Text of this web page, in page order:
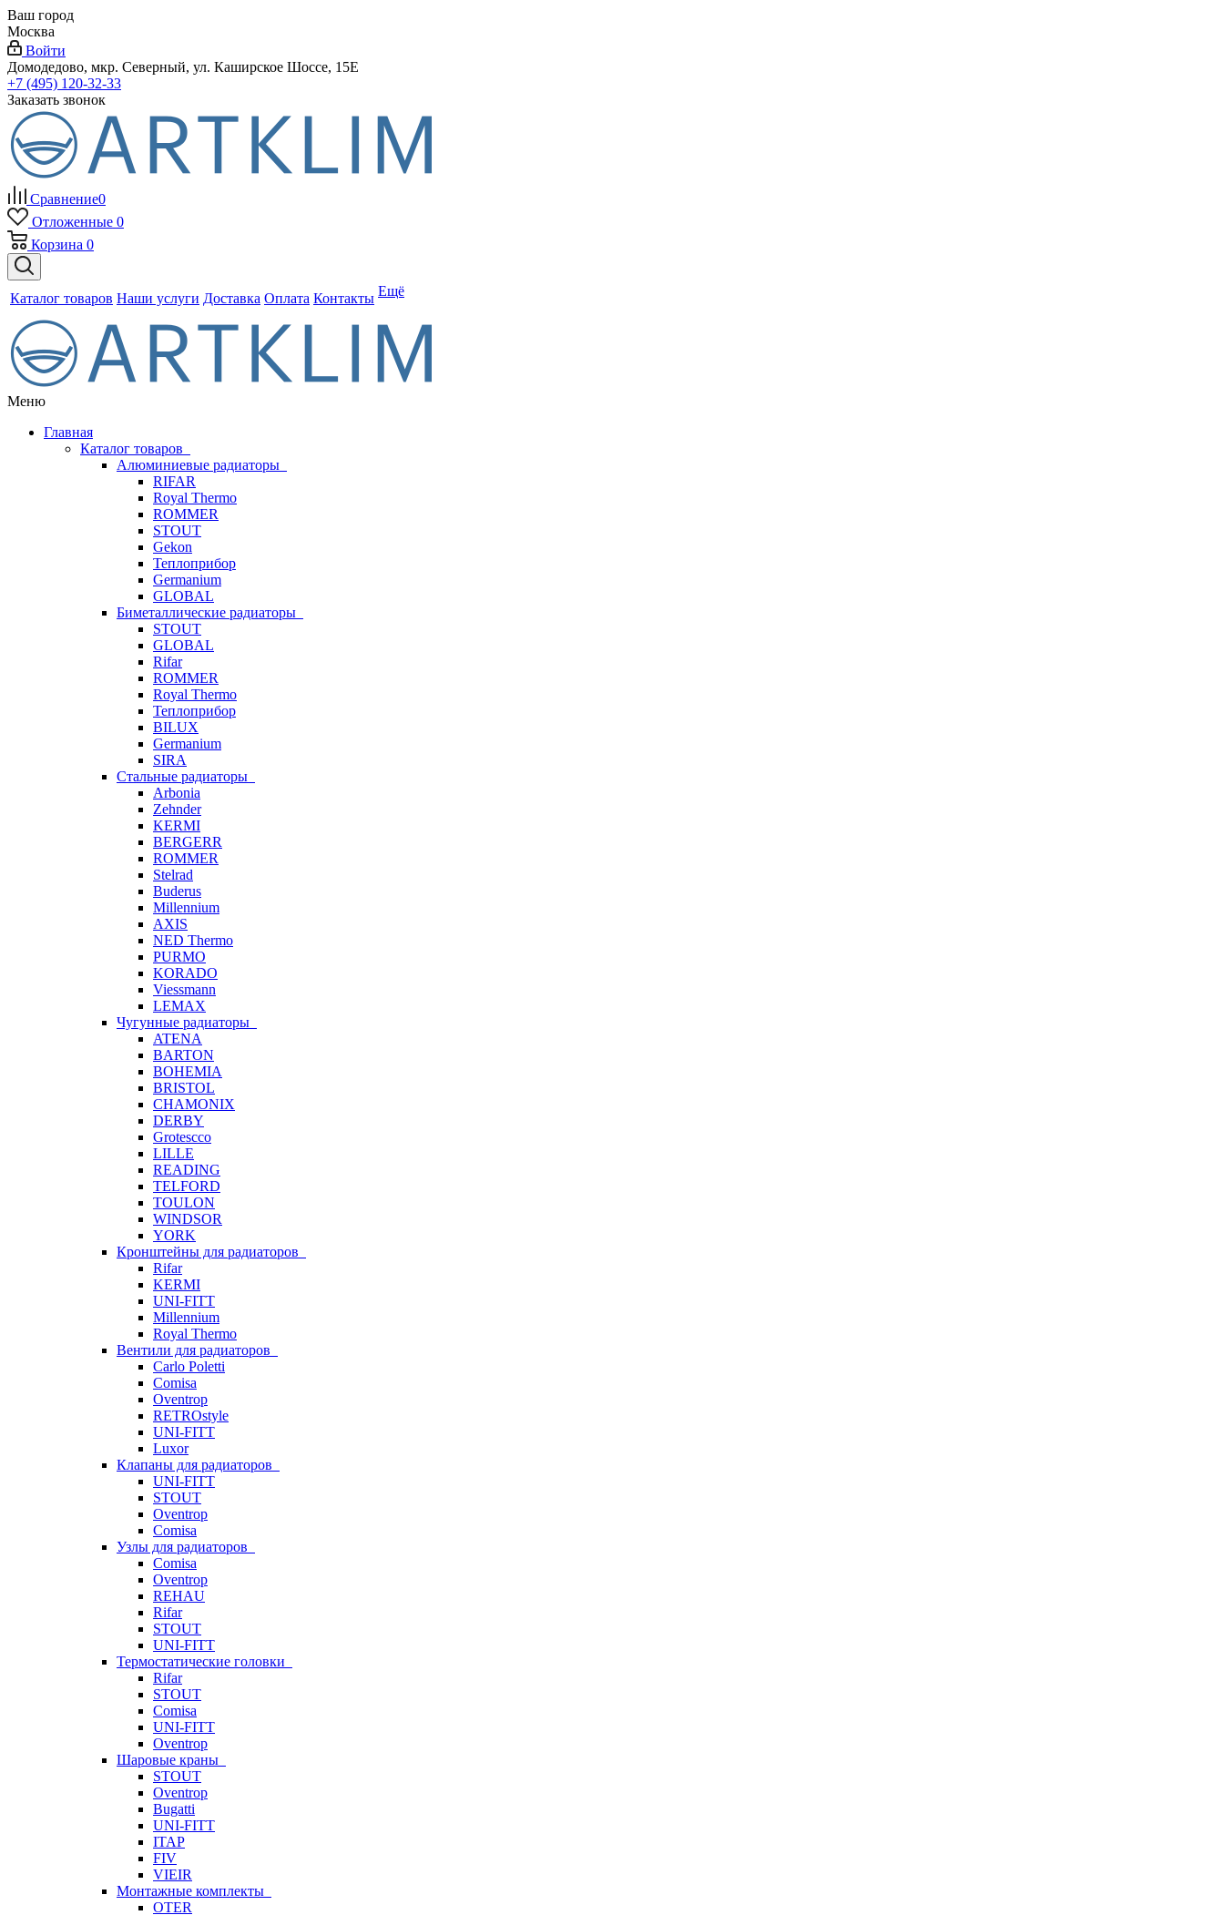
Ваш город
Москва
Войти
Домодедово, мкр. Северный, ул. Каширское Шоссе, 15Е
+7 (495) 120-32-33
Заказать звонок
Сравнение0
Отложенные 0
Корзина 0
Каталог товаров Наши услуги Доставка Оплата Контакты Ещё
Меню
Главная
Каталог товаров
Алюминиевые радиаторы
RIFAR
Royal Thermo
ROMMER
STOUT
Gekon
Теплоприбор
Germanium
GLOBAL
Биметаллические радиаторы
STOUT
GLOBAL
Rifar
ROMMER
Royal Thermo
Теплоприбор
BILUX
Germanium
SIRA
Стальные радиаторы
Arbonia
Zehnder
KERMI
BERGERR
ROMMER
Stelrad
Buderus
Millennium
AXIS
NED Thermo
PURMO
KORADO
Viessmann
LEMAX
Чугунные радиаторы
ATENA
BARTON
BOHEMIA
BRISTOL
CHAMONIX
DERBY
Grotescco
LILLE
READING
TELFORD
TOULON
WINDSOR
YORK
Кронштейны для радиаторов
Rifar
KERMI
UNI-FITT
Millennium
Royal Thermo
Вентили для радиаторов
Carlo Poletti
Comisa
Oventrop
RETROstyle
UNI-FITT
Luxor
Клапаны для радиаторов
UNI-FITT
STOUT
Oventrop
Comisa
Узлы для радиаторов
Comisa
Oventrop
REHAU
Rifar
STOUT
UNI-FITT
Термостатические головки
Rifar
STOUT
Comisa
UNI-FITT
Oventrop
Шаровые краны
STOUT
Oventrop
Bugatti
UNI-FITT
ITAP
FIV
VIEIR
Монтажные комплекты
OTER